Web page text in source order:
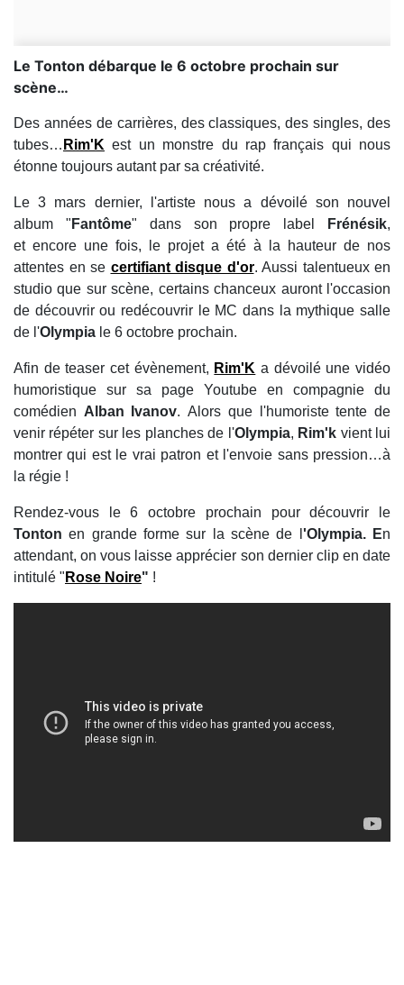
Le Tonton débarque le 6 octobre prochain sur
scène…
Des années de carrières, des classiques, des singles, des
tubes… Rim'K est un monstre du rap français qui nous
étonne toujours autant par sa créativité.
Le 3 mars dernier, l'artiste nous a dévoilé son nouvel
album " Fantôme" dans son propre label Frénésik,
et encore une fois, le projet a été à la hauteur de nos
attentes en se certifiant disque d'or. Aussi talentueux en
studio que sur scène, certains chanceux auront l'occasion
de découvrir ou redécouvrir le MC dans la mythique salle
de l'Olympia le 6 octobre prochain.
Afin de teaser cet évènement, Rim'K a dévoilé une vidéo
humoristique sur sa page Youtube en compagnie du
comédien Alban Ivanov. Alors que l'humoriste tente de
venir répéter sur les planches de l'Olympia, Rim'k vient lui
montrer qui est le vrai patron et l'envoie sans pression…à
la régie !
Rendez-vous le 6 octobre prochain pour découvrir le
Tontonen grande forme sur la scène de l 'Olympia. En
attendant, on vous laisse apprécier son dernier clip en date
intitulé " Rose Noire" !